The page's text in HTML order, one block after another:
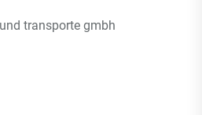
transporte gmbh